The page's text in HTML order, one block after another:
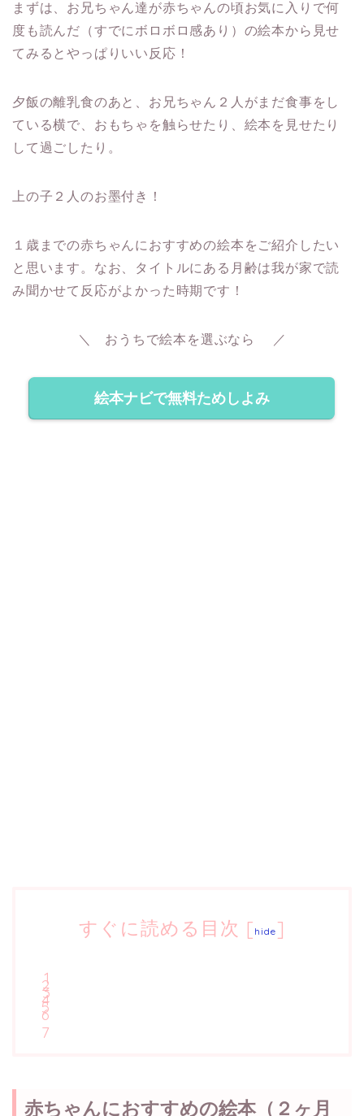
まずは、お兄ちゃん達が赤ちゃんの頃お気に入りで何
度も読んだ（すでにボロボロ感あり）の絵本から見せ
てみるとやっぱりいい反応！
夕飯の離乳食のあと、お兄ちゃん２人がまだ食事をし
ている横で、おもちゃを触らせたり、絵本を見せたり
して過ごしたり。
上の子２人のお墨付き！
１歳までの赤ちゃんにおすすめの絵本をご紹介したい
と思います。なお、タイトルにある月齢は我が家で読
み聞かせて反応がよかった時期です！
＼ おうちで絵本を選ぶなら ／
絵本ナビで無料ためしよみ
すぐに読める目次 [ hide ]
赤ちゃんにおすすめの絵本（２ヶ月